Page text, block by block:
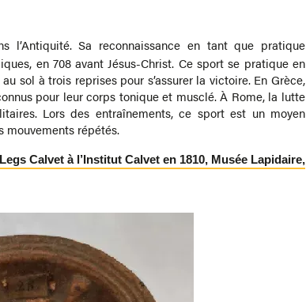
Sa reconnaissance en tant que pratique
en 708 avant Jésus-Christ. Ce sport se pratique en
sol à trois reprises pour s’assurer la victoire. En Grèce,
pour leur corps tonique et musclé. À Rome, la lutte
Lors des entraînements, ce sport est un moyen
mouvements répétés.
Calvet à l’Institut Calvet en 1810, Musée Lapidaire,